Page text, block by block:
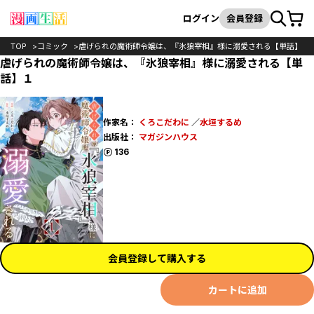
検索
ログイン 会員登録カート
TOP コミック 虐げられの魔術師令嬢は、『氷狼宰相』様に溺愛される【単話】
虐げられの魔術師令嬢は、『氷狼宰相』様に溺愛される【単
話】１
作家名： くろこだわに ／水垣するめ
出版社： マガジンハウス
136
ポイント
会員登録して購入する
カートに追加